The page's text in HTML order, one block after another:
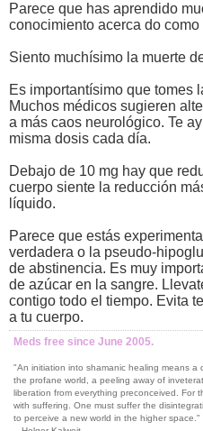
Parece que has aprendido
conocimiento acerca do
Siento muchísimo la muerte
Es importantísimo que tomes
Muchos médicos sugieren
a más caos neurológico. Te
misma dosis cada día.
Debajo de 10 mg hay que
cuerpo siente la reducción
líquido.
Parece que estás
verdadera o la pseudo-
de abstinencia. Es muy
de azúcar en la sangre.
contigo todo el tiempo. Evita
a tu cuerpo.
Meds free since June 2005.
"An initiation into shamanic healing means
the profane world, a peeling away of
liberation from everything preconceived. For
with suffering. One must suffer the
to perceive a new world in the higher space."